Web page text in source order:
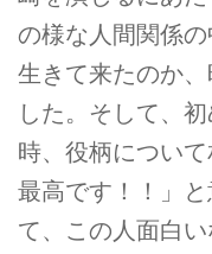
の様な人間関係
生きて来たのか
した。そして、
時、役柄につい
最高です！！」
て、この人面白